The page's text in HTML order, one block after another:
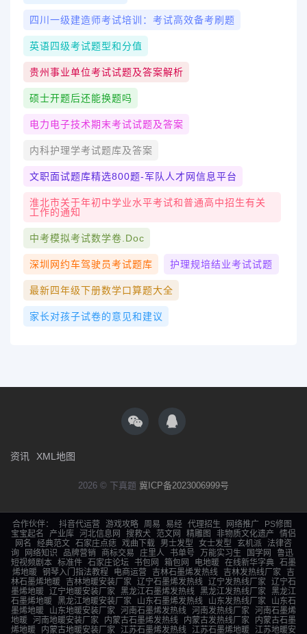
四川一级建造师考试培训：考试高效备考刷题
英语四级考试题型和分值
贵州事业单位考试试题及答案解析
硕士开题后还能换题吗
电力电子技术期末考试试题及答案
内科护理学考试题库及答案
文职面试题库精选800题-军队人才网信息平台
淮北市关于年初中学业水平考试和普通高中招生有关
工作的通知
中考模拟考试数学卷.doc
深圳网约车驾驶员考试题库 护理规培结业考试试题
最新四年级下册数学口算题大全
家长对孩子试卷的意见和建议
资讯 XML地图
2026 © 下真题 冀ICP备2023006999号
合作伙伴： 抖音代运营 游戏攻略 周易 易经 代理招生 网络推广
PS修图
宝宝起名
产业库 河北信息网 搜救犬 范文网 精雕图 非物质文化遗产
情侣
网名
经典范文 石家庄点痣 戏曲下载 男士发型 女士发型 玄机派
法律咨
询
网络知识 品牌营销 商标交易 庄里人 书单号 万能实习生 国学网
鲁迅
短视频剧本 标准件 石家庄论坛 书包网 箱包网 电地暖 在线新华字典 石墨
烯地暖 钢琴入门指法教程 电商运营 吉林石墨烯发热线 吉林发热线厂家
吉
林石墨烯地暖
吉林地暖安装厂家 辽宁石墨烯发热线 辽宁发热线厂家
辽宁石
墨烯地暖 辽宁地暖安装厂家 黑龙江石墨烯发热线 黑龙江发热线厂家
黑龙江
石墨烯地暖 黑龙江地暖安装厂家 山东石墨烯发热线 山东发热线厂家
山东石
墨烯地暖
山东地暖安装厂家 河南石墨烯发热线 河南发热线厂家
河南石墨烯
地暖 河南地暖安装厂家 内蒙古石墨烯发热线 内蒙古发热线厂家
内蒙古石墨
烯地暖
内蒙古地暖安装厂家 江苏石墨烯发热线 江苏石墨烯地暖 江苏地暖安